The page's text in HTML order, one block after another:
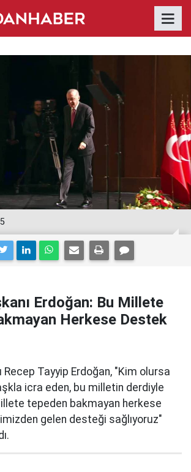
Erdoğan: Bu Millete
Herkese Destek
Recep Tayyip Erdoğan, "Kim olursa
icra eden, bu milletin derdiyle
tepeden bakmayan herkese
gelen desteği sağlıyoruz"